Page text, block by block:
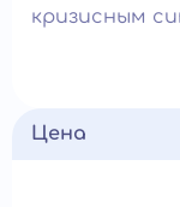
кризисным
Цена